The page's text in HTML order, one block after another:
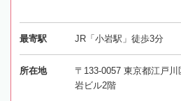
最寄駅 JR「小岩駅」徒歩3分
所在地
〒133-0057 東京都江戸
岩ビル2階